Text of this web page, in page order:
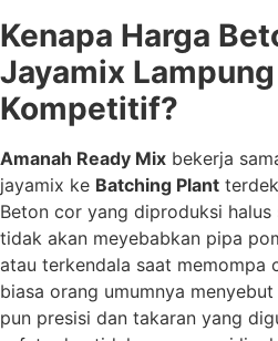
Kenapa Harga
Jayamix
Kompetitif?
Amanah Ready Mix bekerja
jayamix ke Batching Plant
Beton cor yang diproduksi
tidak akan meyebabkan pipa
atau terkendala saat memompa
biasa orang umumnya
pun presisi dan takaran yang